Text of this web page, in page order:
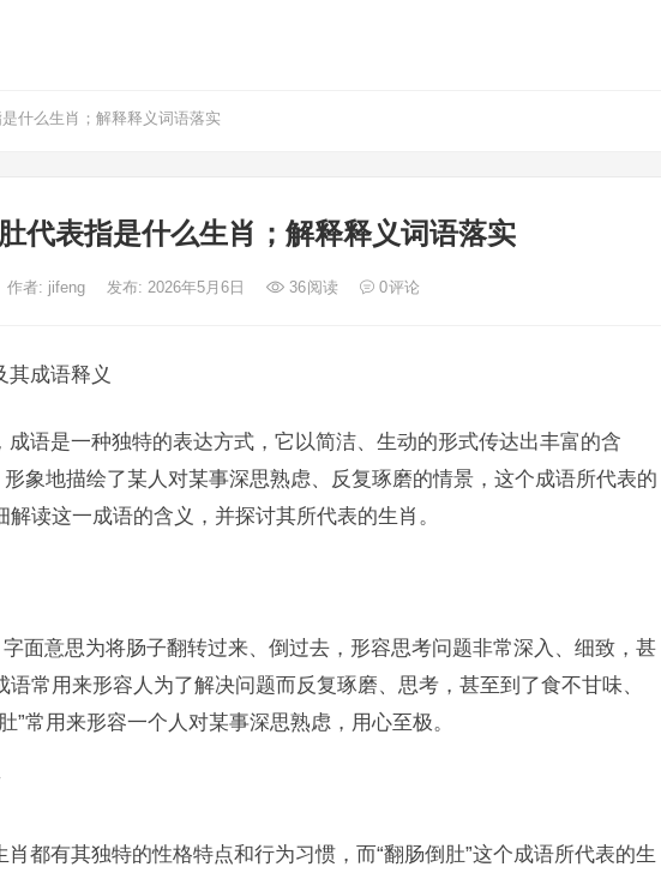
什么生肖；解释释义词语落实
代表指是什么生肖；解释释义词语落实
作者: jifeng 发布: 2026年5月6日 36阅读 0评论
其成语释义
成语是一种独特的表达方式，它以简洁、生动的形式传达出丰富的含
形象地描绘了某人对某事深思熟虑、反复琢磨的情景，这个成语所代表的
读这一成语的含义，并探讨其所代表的生肖。
字面意思为将肠子翻转过来、倒过去，形容思考问题非常深入、细致，甚
常用来形容人为了解决问题而反复琢磨、思考，甚至到了食不甘味、
”常用来形容一个人对某事深思熟虑，用心至极。
都有其独特的性格特点和行为习惯，而“翻肠倒肚”这个成语所代表的生